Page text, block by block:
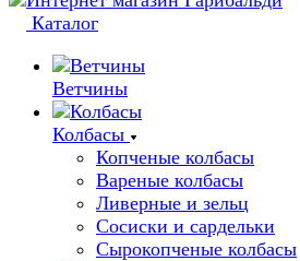
Каталог
Ветчины
Колбасы
Копченые колбасы
Вареные колбасы
Ливерные и зельц
Сосиски и сардельки
Сырокопченые колбасы